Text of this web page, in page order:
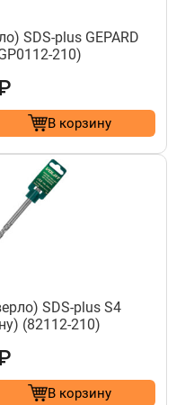
SDS-plus GEPARD
210)
В корзину
SDS-plus S4
(82112-210)
В корзину